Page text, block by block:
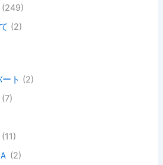
(249)
(2)
ト (2)
(7)
(11)
(2)